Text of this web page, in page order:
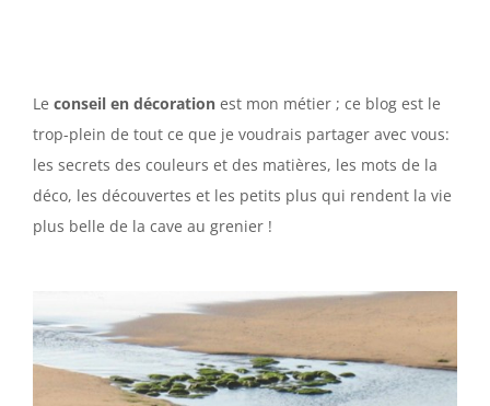
Le conseil en décoration est mon métier ; ce blog est le
trop-plein de tout ce que je voudrais partager avec vous:
les secrets des couleurs et des matières, les mots de la
déco, les découvertes et les petits plus qui rendent la vie
plus belle de la cave au grenier !